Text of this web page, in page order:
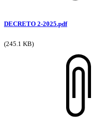
DECRETO 2-2025.pdf
(245.1 KB)